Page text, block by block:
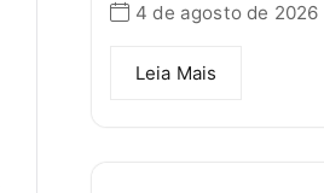
4 de agosto de 2026
Leia Mais